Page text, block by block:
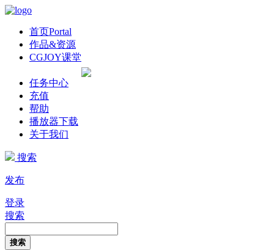
首页Portal
作品&资源
CGJOY课堂
任务中心
充值
帮助
播放器下载
关于我们
搜索
发布
登录
搜索
搜索